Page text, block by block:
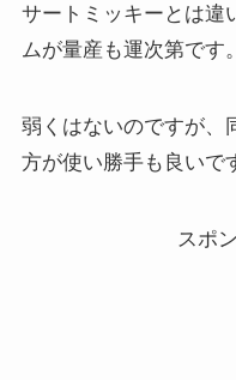
サートミッキーとは違
ムが量産も運次第です。
弱くはないのですが、
方が使い勝手も良いで
スポ